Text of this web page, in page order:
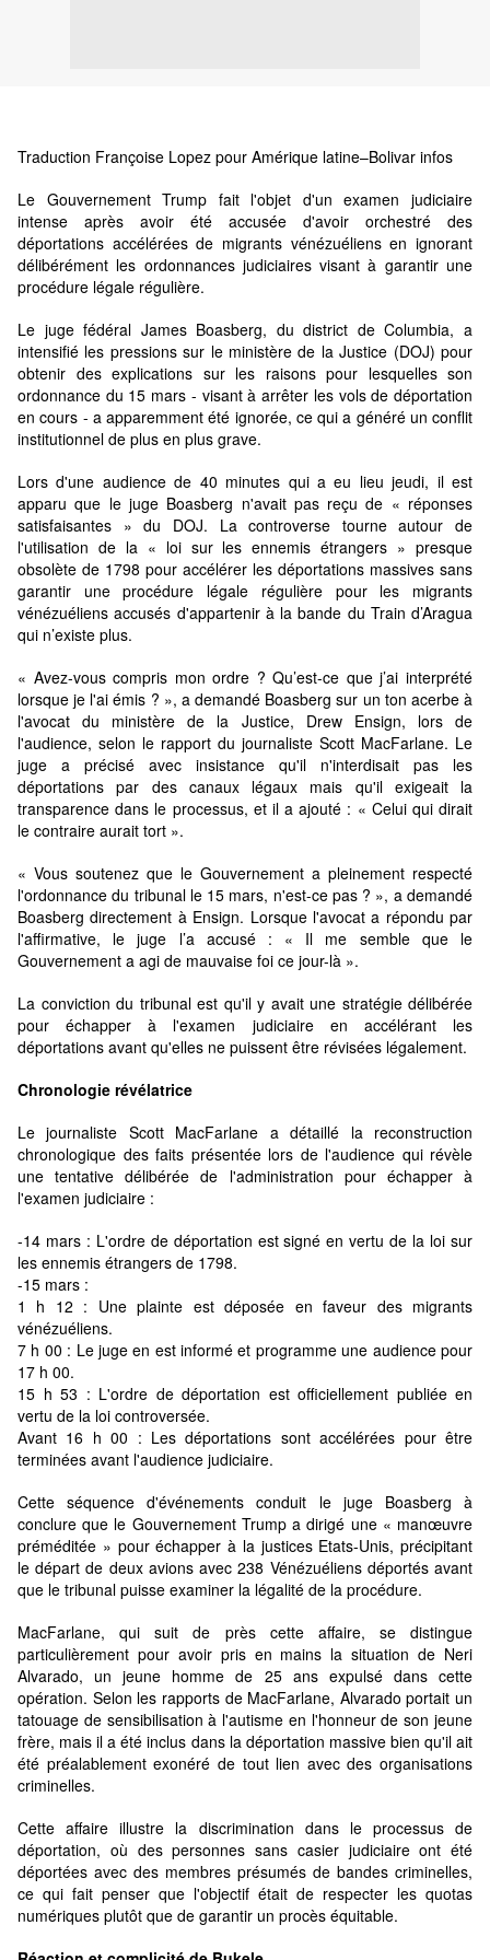
Traduction Françoise Lopez pour Amérique latine–Bolivar infos
Le Gouvernement Trump fait l'objet d'un examen judiciaire
intense après avoir été accusée d'avoir orchestré des
déportations accélérées de migrants vénézuéliens en ignorant
délibérément les ordonnances judiciaires visant à garantir une
procédure légale régulière.
Le juge fédéral James Boasberg, du district de Columbia, a
intensifié les pressions sur le ministère de la Justice (DOJ) pour
obtenir des explications sur les raisons pour lesquelles son
ordonnance du 15 mars - visant à arrêter les vols de déportation
en cours - a apparemment été ignorée, ce qui a généré un conflit
institutionnel de plus en plus grave.
Lors d'une audience de 40 minutes qui a eu lieu jeudi, il est
apparu que le juge Boasberg n'avait pas reçu de « réponses
satisfaisantes » du DOJ. La controverse tourne autour de
l'utilisation de la « loi sur les ennemis étrangers » presque
obsolète de 1798 pour accélérer les déportations massives sans
garantir une procédure légale régulière pour les migrants
vénézuéliens accusés d'appartenir à la bande du Train d’Aragua
qui n’existe plus.
« Avez-vous compris mon ordre ? Qu’est-ce que j’ai interprété
lorsque je l'ai émis ? », a demandé Boasberg sur un ton acerbe à
l'avocat du ministère de la Justice, Drew Ensign, lors de
l'audience, selon le rapport du journaliste Scott MacFarlane. Le
juge a précisé avec insistance qu'il n'interdisait pas les
déportations par des canaux légaux mais qu'il exigeait la
transparence dans le processus, et il a ajouté : « Celui qui dirait
le contraire aurait tort ».
« Vous soutenez que le Gouvernement a pleinement respecté
l'ordonnance du tribunal le 15 mars, n'est-ce pas ? », a demandé
Boasberg directement à Ensign. Lorsque l'avocat a répondu par
l'affirmative, le juge l’a accusé : « Il me semble que le
Gouvernement a agi de mauvaise foi ce jour-là ».
La conviction du tribunal est qu'il y avait une stratégie délibérée
pour échapper à l'examen judiciaire en accélérant les
déportations avant qu'elles ne puissent être révisées légalement.
Chronologie révélatrice
Le journaliste Scott MacFarlane a détaillé la reconstruction
chronologique des faits présentée lors de l'audience qui révèle
une tentative délibérée de l'administration pour échapper à
l'examen judiciaire :
-14 mars : L'ordre de déportation est signé en vertu de la loi sur
les ennemis étrangers de 1798.
-15 mars :
1 h 12 : Une plainte est déposée en faveur des migrants
vénézuéliens.
7 h 00 : Le juge en est informé et programme une audience pour
17 h 00.
15 h 53 : L'ordre de déportation est officiellement publiée en
vertu de la loi controversée.
Avant 16 h 00 : Les déportations sont accélérées pour être
terminées avant l'audience judiciaire.
Cette séquence d'événements conduit le juge Boasberg à
conclure que le Gouvernement Trump a dirigé une « manœuvre
préméditée » pour échapper à la justices Etats-Unis, précipitant
le départ de deux avions avec 238 Vénézuéliens déportés avant
que le tribunal puisse examiner la légalité de la procédure.
MacFarlane, qui suit de près cette affaire, se distingue
particulièrement pour avoir pris en mains la situation de Neri
Alvarado, un jeune homme de 25 ans expulsé dans cette
opération. Selon les rapports de MacFarlane, Alvarado portait un
tatouage de sensibilisation à l'autisme en l'honneur de son jeune
frère, mais il a été inclus dans la déportation massive bien qu'il ait
été préalablement exonéré de tout lien avec des organisations
criminelles.
Cette affaire illustre la discrimination dans le processus de
déportation, où des personnes sans casier judiciaire ont été
déportées avec des membres présumés de bandes criminelles,
ce qui fait penser que l'objectif était de respecter les quotas
numériques plutôt que de garantir un procès équitable.